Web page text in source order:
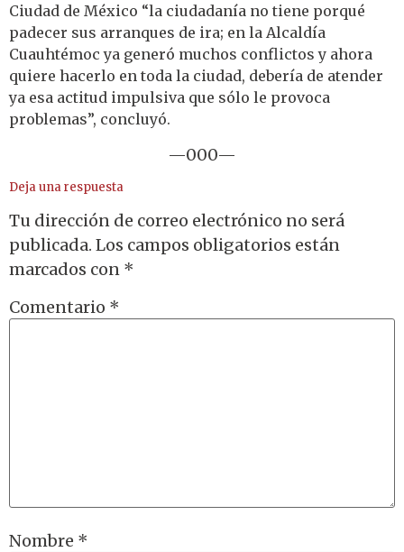
Ciudad de México “la ciudadanía no tiene porqué
padecer sus arranques de ira; en la Alcaldía
Cuauhtémoc ya generó muchos conflictos y ahora
quiere hacerlo en toda la ciudad, debería de atender
ya esa actitud impulsiva que sólo le provoca
problemas”, concluyó.
—000—
Deja una respuesta
Tu dirección de correo electrónico no será
publicada. Los campos obligatorios están
marcados con *
Comentario *
Nombre *